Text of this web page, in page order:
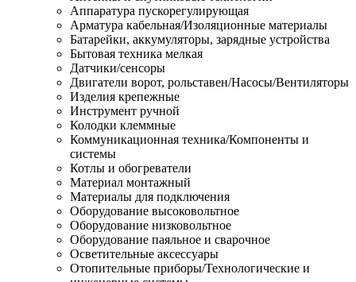
Аппаратура пускорегулирующая
Арматура кабельная/Изоляционные материалы
Батарейки, аккумуляторы, зарядные устройства
Бытовая техника мелкая
Датчики/сенсоры
Двигатели ворот, рольставен/Насосы/Вентиляторы
Изделия крепежные
Инструмент ручной
Колодки клеммные
Коммуникационная техника/Компоненты и
системы
Котлы и обогреватели
Материал монтажный
Материалы для подключения
Оборудование высоковольтное
Оборудование низковольтное
Оборудование паяльное и сварочное
Осветительные аксессуары
Отопительные приборы/Технологические и